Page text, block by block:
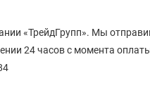
«ТрейдГрупп». Мы
24 часов с момента